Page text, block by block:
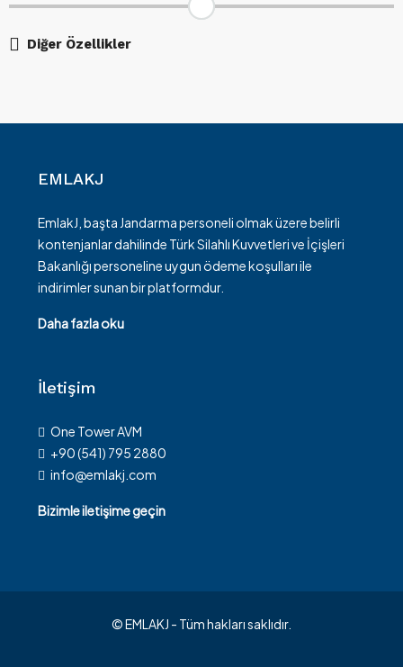
Diğer Özellikler
EMLAKJ
EmlakJ, başta Jandarma personeli olmak üzere belirli
kontenjanlar dahilinde Türk Silahlı Kuvvetleri ve İçişleri
Bakanlığı personeline uygun ödeme koşulları ile
indirimler sunan bir platformdur.
Daha fazla oku
İletişim
One Tower AVM
+90 (541) 795 2880
info@emlakj.com
Bizimle iletişime geçin
© EMLAKJ - Tüm hakları saklıdır.